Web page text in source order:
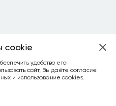
cookie
удобство его
сайт, Вы даёте согласие
и использование cookies.